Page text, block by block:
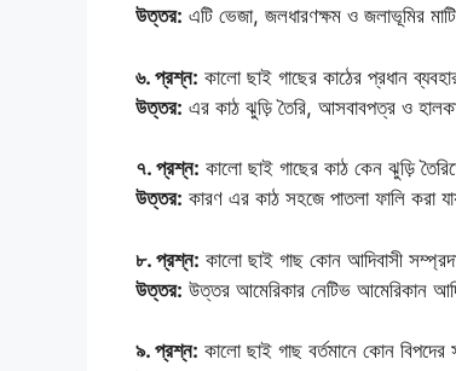
উত্তর: এটি ভেজা, জলধারণক্ষম ও জলাভূমির
৬. প্রশ্ন: কালো ছাই গাছের কাঠের প্রধান
উত্তর: এর কাঠ ঝুড়ি তৈরি, আসবাবপত্র ও
৭. প্রশ্ন: কালো ছাই গাছের কাঠ কেন ঝুড়ি
উত্তর: কারণ এর কাঠ সহজে পাতলা ফালি করা
৮. প্রশ্ন: কালো ছাই গাছ কোন আদিবাসী
উত্তর: উত্তর আমেরিকার নেটিভ আমেরিকান
৯. প্রশ্ন: কালো ছাই গাছ বর্তমানে কোন বিপদের